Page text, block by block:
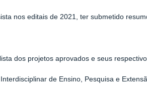
nos editais de 2021, ter submetido
dos projetos aprovados e seus
de Ensino, Pesquisa e